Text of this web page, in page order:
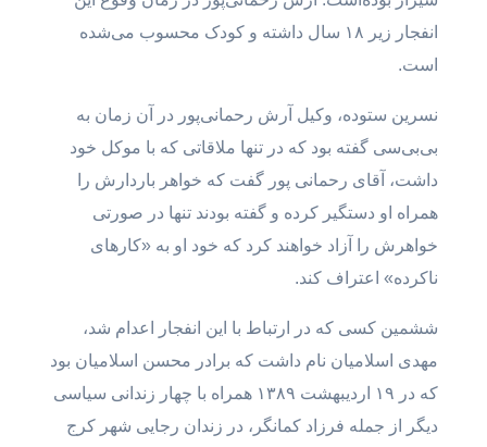
انفجار زیر ۱۸ سال داشته و کودک محسوب می‌شده
است.
نسرین ستوده، وکیل آرش رحمانی‌پور در آن زمان به
بی‌بی‌سی گفته بود که در تنها ملاقاتی که با موکل خود
داشت، آقای رحمانی پور گفت که خواهر باردارش را
همراه او دستگیر کرده و گفته بودند تنها در صورتی
خواهرش را آزاد خواهند کرد که خود او به «کارهای
ناکرده» اعتراف کند.
ششمین کسی که در ارتباط با این انفجار اعدام شد،
مهدی اسلامیان نام داشت که برادر محسن اسلامیان بود
که در ۱۹ اردیبهشت ۱۳۸۹ همراه با چهار زندانی سیاسی
دیگر از جمله فرزاد کمانگر، در زندان رجایی شهر کرج